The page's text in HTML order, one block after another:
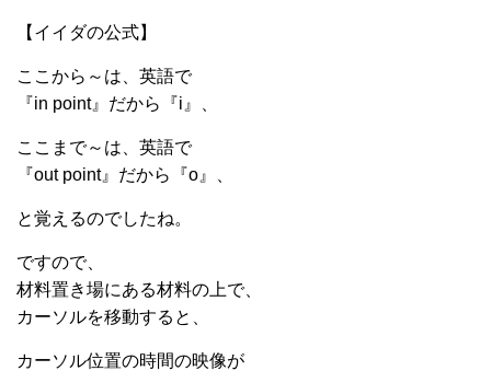
【イイダの公式】
ここから～は、英語で
『in point』だから『i』、
ここまで～は、英語で
『out point』だから『o』、
と覚えるのでしたね。
ですので、
材料置き場にある材料の上で、
カーソルを移動すると、
カーソル位置の時間の映像が